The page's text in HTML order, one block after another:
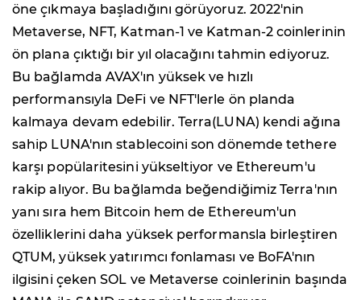
öne çıkmaya başladığını görüyoruz. 2022'nin
Metaverse, NFT, Katman-1 ve Katman-2 coinlerinin
ön plana çıktığı bir yıl olacağını tahmin ediyoruz.
Bu bağlamda AVAX'ın yüksek ve hızlı
performansıyla DeFi ve NFT'lerle ön planda
kalmaya devam edebilir. Terra(LUNA) kendi ağına
sahip LUNA'nın stablecoini son dönemde tethere
karşı popülaritesini yükseltiyor ve Ethereum'u
rakip alıyor. Bu bağlamda beğendiğimiz Terra'nın
yanı sıra hem Bitcoin hem de Ethereum'un
özelliklerini daha yüksek performansla birleştiren
QTUM, yüksek yatırımcı fonlaması ve BoFA'nın
ilgisini çeken SOL ve Metaverse coinlerinin başında